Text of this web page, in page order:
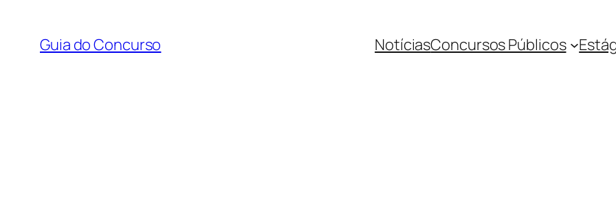
Guia do Concurso NotíciasConcursos Públicos